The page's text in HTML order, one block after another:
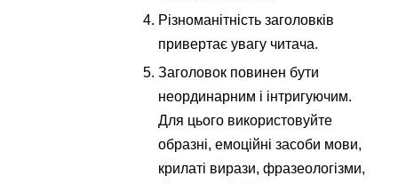
Різноманітність заголовків
привертає увагу читача.
Заголовок повинен бути
неординарним і інтригуючим.
Для цього використовуйте
образні, емоційні засоби мови,
крилаті вирази, фразеологізми,